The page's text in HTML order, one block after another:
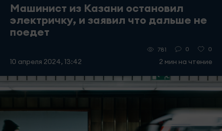
Машинист из Казани остановил
электричку, и заявил что дальше не
поедет
10 апреля 2024, 13:42
781 0 0
2 мин на чтение